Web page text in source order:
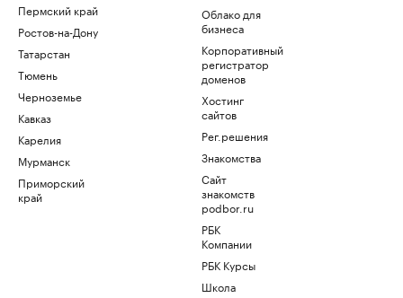
Пермский край
Ростов-на-Дону
Татарстан
Тюмень
Черноземье
Кавказ
Карелия
Мурманск
Приморский
край
Облако для
бизнеса
Корпоративный
регистратор
доменов
Хостинг
сайтов
Рег.решения
Знакомства
Сайт
знакомств
podbor.ru
РБК
Компании
РБК Курсы
Школа